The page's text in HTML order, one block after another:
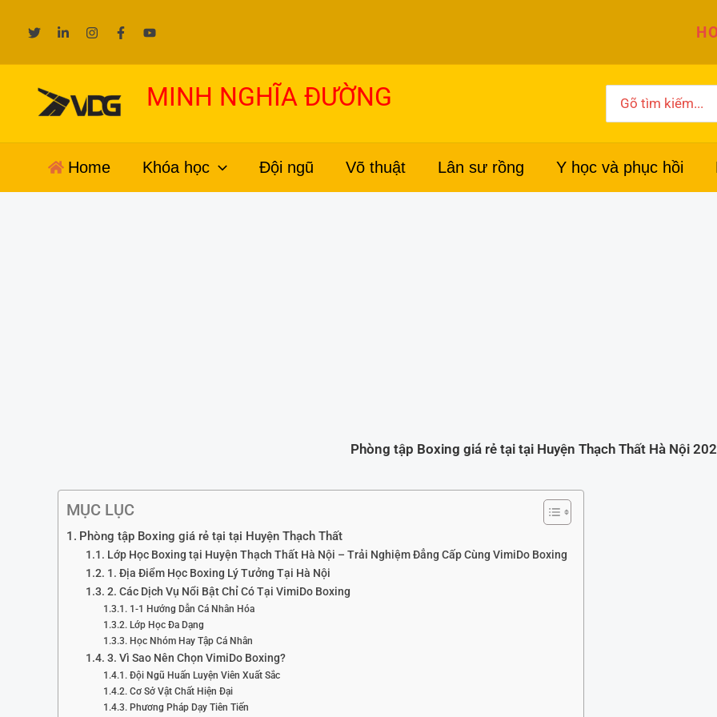
dung
MINH NGHĨA ĐƯỜNG
for:
Home Khóa học Đội ngũ Võ thuật Lân sư rồng Y học và phục hồi
Phòng tập Boxing giá rẻ tại tại Huyện Thạch Thất Hà Nội
MỤC LỤC
Phòng tập Boxing giá rẻ tại tại Huyện Thạch Thất
Lớp Học Boxing tại Huyện Thạch Thất Hà Nội – Trải Nghiệm Đẳng Cấp Cùng VimiDo Boxing
1. Địa Điểm Học Boxing Lý Tưởng Tại Hà Nội
2. Các Dịch Vụ Nổi Bật Chỉ Có Tại VimiDo Boxing
1-1 Hướng Dẫn Cá Nhân Hóa
Lớp Học Đa Dạng
Học Nhóm Hay Tập Cá Nhân
3. Vì Sao Nên Chọn VimiDo Boxing?
Đội Ngũ Huấn Luyện Viên Xuất Sắc
Cơ Sở Vật Chất Hiện Đại
Phương Pháp Dạy Tiên Tiến